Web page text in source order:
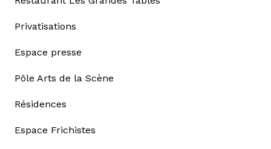
Privatisations
Espace presse
Pôle Arts de la Scène
Résidences
Espace Frichistes